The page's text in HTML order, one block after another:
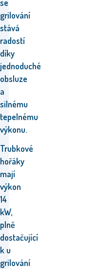
se
grilování
stává
radostí
díky
jednoduché
obsluze
a
silnému
tepelnému
výkonu.
Trubkové
hořáky
mají
výkon
14
kW,
plně
dostačující
k u
grilování